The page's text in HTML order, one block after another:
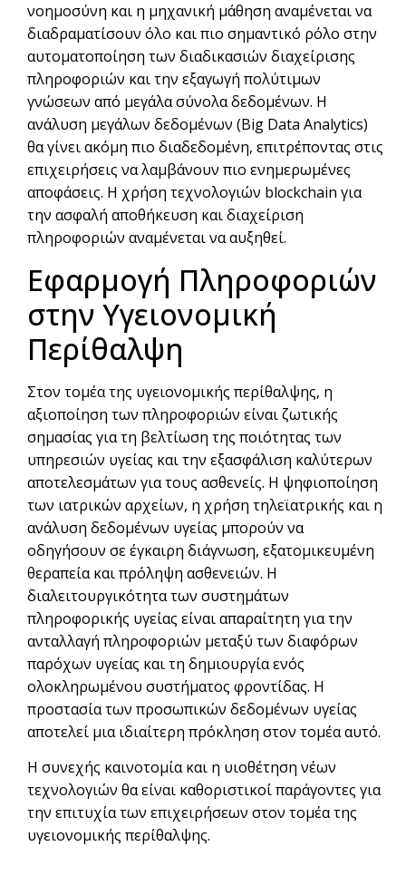
νοημοσύνη και η μηχανική μάθηση αναμένεται να
διαδραματίσουν όλο και πιο σημαντικό ρόλο στην
αυτοματοποίηση των διαδικασιών διαχείρισης
πληροφοριών και την εξαγωγή πολύτιμων
γνώσεων από μεγάλα σύνολα δεδομένων. Η
ανάλυση μεγάλων δεδομένων (Big Data Analytics)
θα γίνει ακόμη πιο διαδεδομένη, επιτρέποντας στις
επιχειρήσεις να λαμβάνουν πιο ενημερωμένες
αποφάσεις. Η χρήση τεχνολογιών blockchain για
την ασφαλή αποθήκευση και διαχείριση
πληροφοριών αναμένεται να αυξηθεί.
Εφαρμογή Πληροφοριών
στην Υγειονομική
Περίθαλψη
Στον τομέα της υγειονομικής περίθαλψης, η
αξιοποίηση των πληροφοριών είναι ζωτικής
σημασίας για τη βελτίωση της ποιότητας των
υπηρεσιών υγείας και την εξασφάλιση καλύτερων
αποτελεσμάτων για τους ασθενείς. Η ψηφιοποίηση
των ιατρικών αρχείων, η χρήση τηλεϊατρικής και η
ανάλυση δεδομένων υγείας μπορούν να
οδηγήσουν σε έγκαιρη διάγνωση, εξατομικευμένη
θεραπεία και πρόληψη ασθενειών. Η
διαλειτουργικότητα των συστημάτων
πληροφορικής υγείας είναι απαραίτητη για την
ανταλλαγή πληροφοριών μεταξύ των διαφόρων
παρόχων υγείας και τη δημιουργία ενός
ολοκληρωμένου συστήματος φροντίδας. Η
προστασία των προσωπικών δεδομένων υγείας
αποτελεί μια ιδιαίτερη πρόκληση στον τομέα αυτό.
Η συνεχής καινοτομία και η υιοθέτηση νέων
τεχνολογιών θα είναι καθοριστικοί παράγοντες για
την επιτυχία των επιχειρήσεων στον τομέα της
υγειονομικής περίθαλψης.